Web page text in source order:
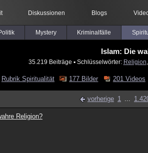
Diskussionen Blogs
Mystery Kriminalfälle
Islam: Die
35.219 Beiträge ▪ Schlüsselwörter: Religion
Rubrik Spiritualität 177 Bilder 201 Videos
vorherige 1 ...
Religion?